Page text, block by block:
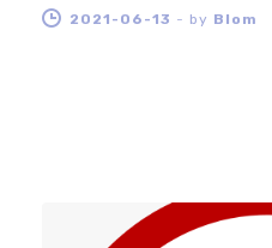
2021-06-13 - by Blom